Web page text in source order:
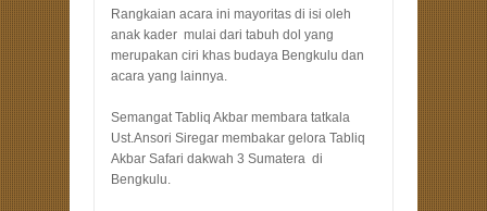
Rangkaian acara ini mayoritas di isi oleh
anak kader mulai dari tabuh dol yang
merupakan ciri khas budaya Bengkulu dan
acara yang lainnya.
Semangat Tabliq Akbar membara tatkala
Ust.Ansori Siregar membakar gelora Tabliq
Akbar Safari dakwah 3 Sumatera di
Bengkulu.